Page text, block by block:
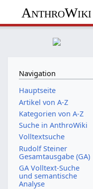
AnthroWiki
Navigation
Hauptseite
Artikel von A-Z
Kategorien von A-Z
Suche in AnthroWiki
Volltextsuche
Rudolf Steiner
Gesamtausgabe (GA)
GA Volltext-Suche
und semantische
Analyse